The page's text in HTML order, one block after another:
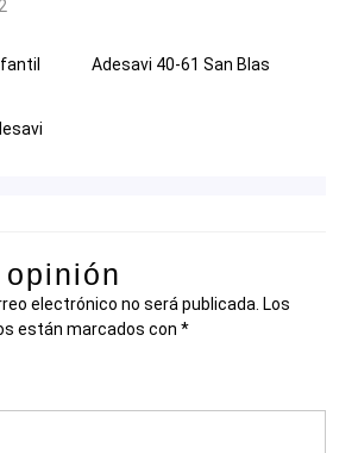
Adesavi 40-61 San Blas
electrónico no será publicada. Los
están marcados con *